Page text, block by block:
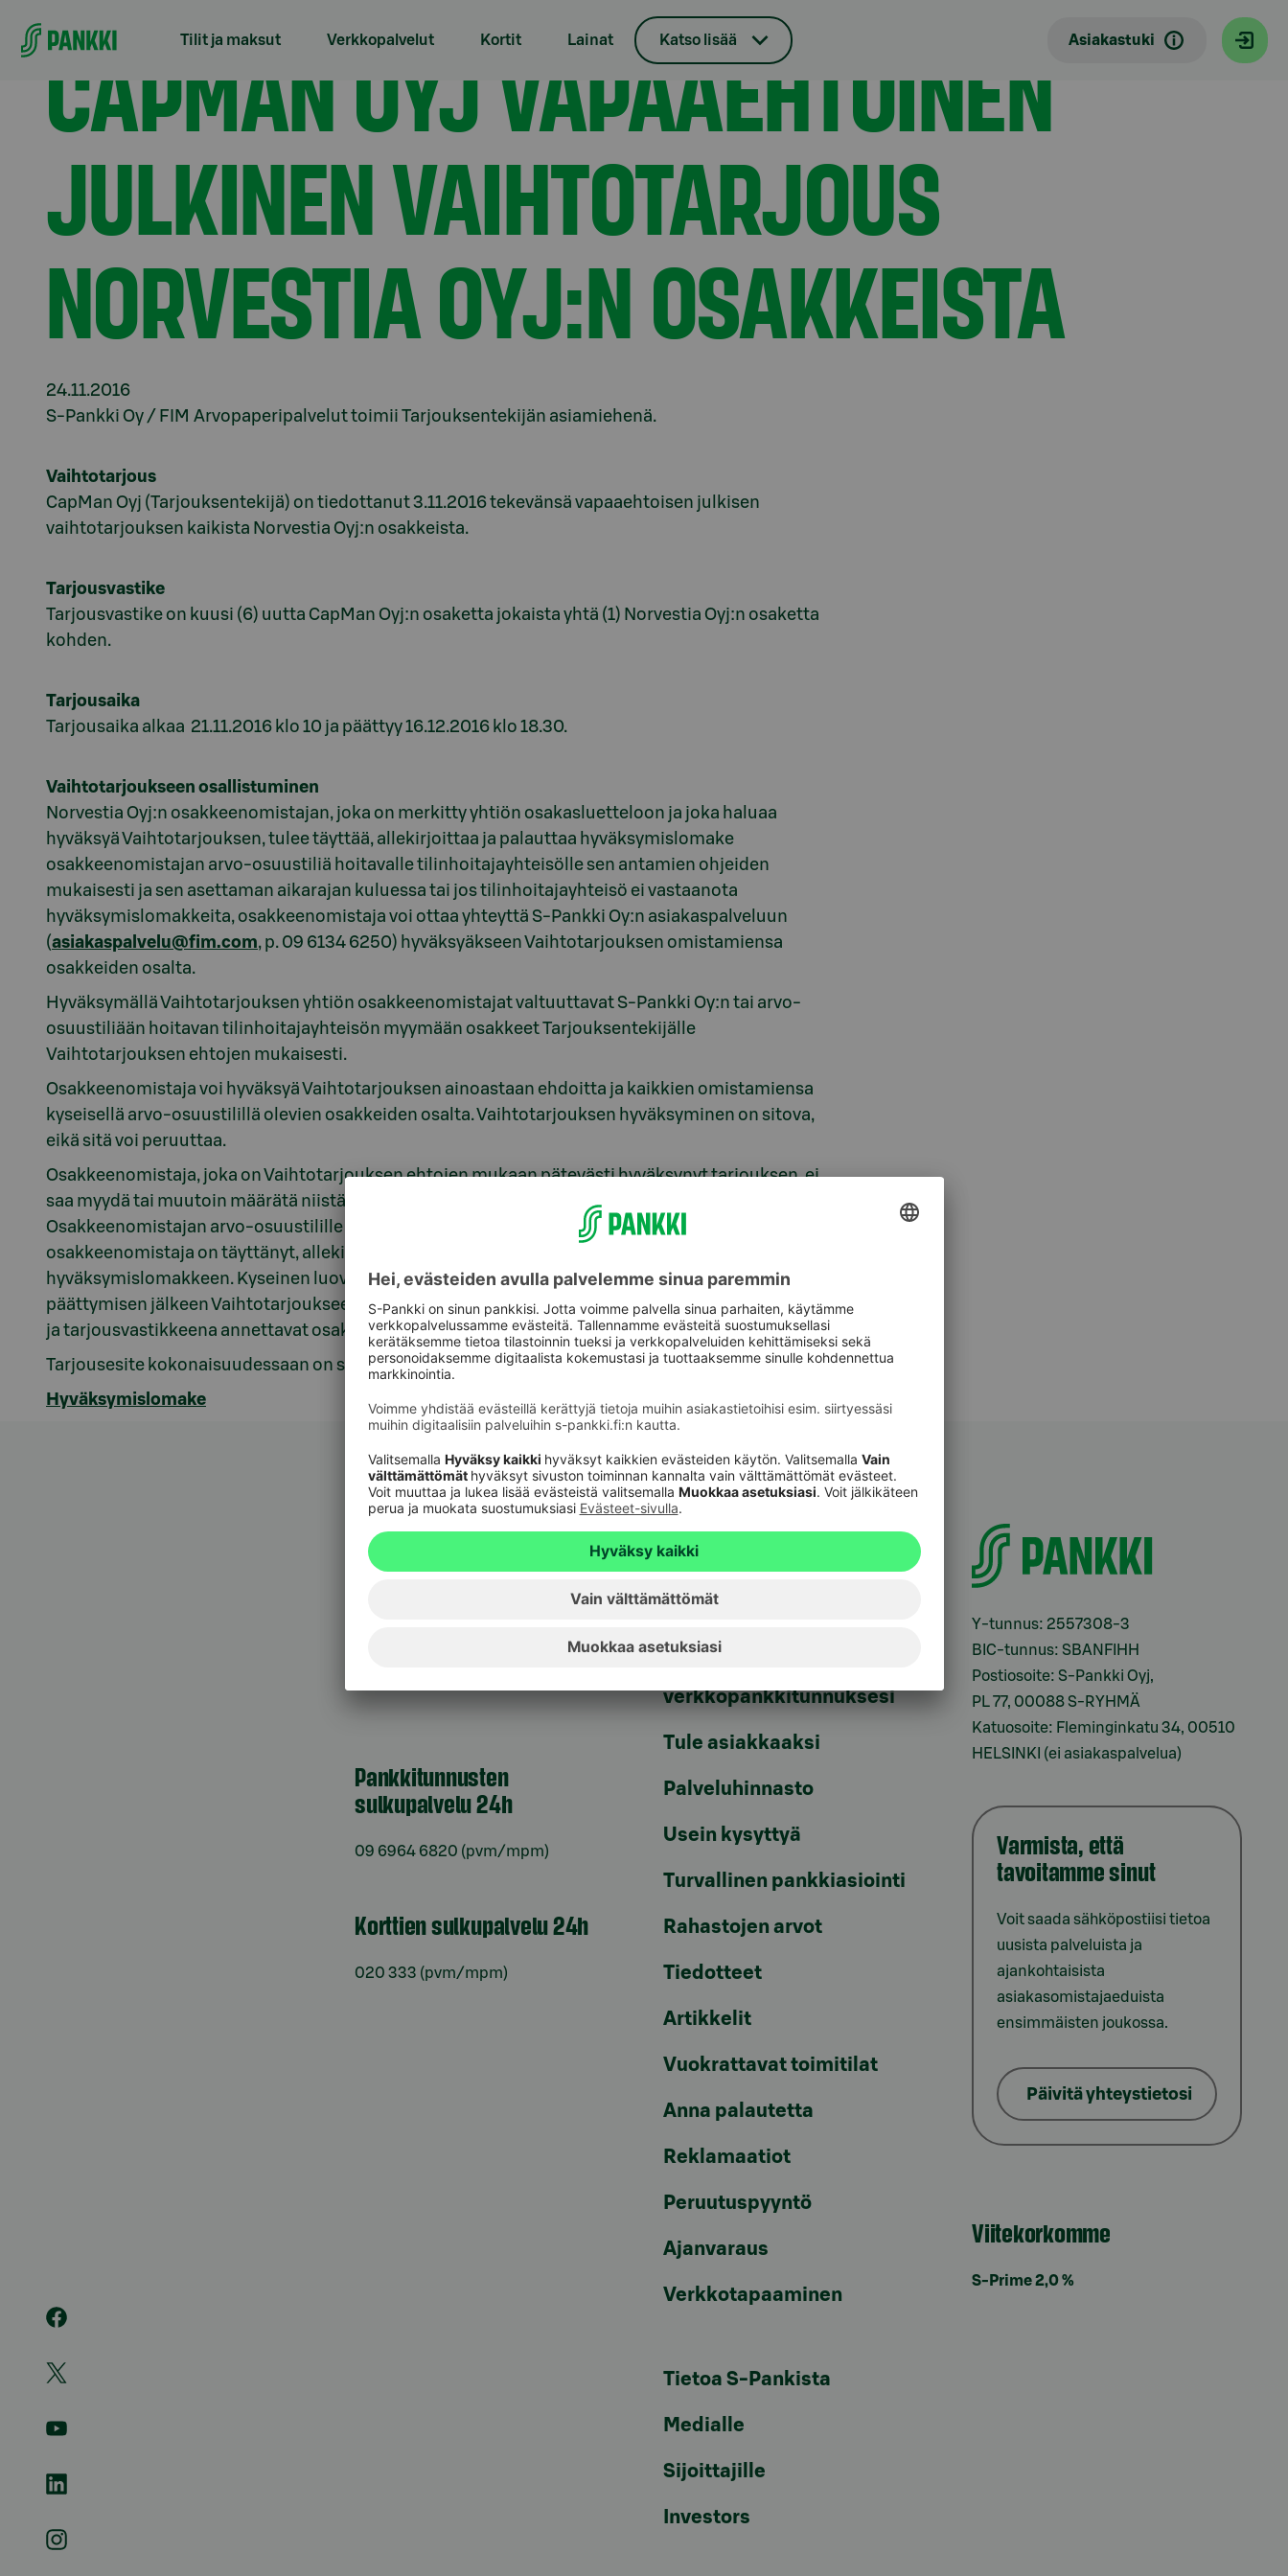
Tilit ja maksut Verkkopalvelut Kortit Lainat Katso lisää Asiakastuki
Capman Oyj vapaaehtoinen julkinen vaihtotarjous Norvestia Oyj:n osakkeista
CAPMAN OYJ VAPAAEHTOINEN
JULKINEN VAIHTOTARJOUS
NORVESTIA OYJ:N OSAKKEISTA
24.11.2016
S-Pankki Oy / FIM Arvopaperipalvelut toimii Tarjouksentekijän asiamiehenä.
Vaihtotarjous
CapMan Oyj (Tarjouksentekijä) on tiedottanut 3.11.2016 tekevänsä vapaaehtoisen julkisen
vaihtotarjouksen kaikista Norvestia Oyj:n osakkeista.
Tarjousvastike
Tarjousvastike on kuusi (6) uutta CapMan Oyj:n osaketta jokaista yhtä (1) Norvestia Oyj:n osaketta
kohden.
Tarjousaika
Tarjousaika alkaa 21.11.2016 klo 10 ja päättyy 16.12.2016 klo 18.30.
Vaihtotarjoukseen osallistuminen
Norvestia Oyj:n osakkeenomistajan, joka on merkitty yhtiön osakasluetteloon ja joka haluaa
hyväksyä Vaihtotarjouksen, tulee täyttää, allekirjoittaa ja palauttaa hyväksymislomake
osakkeenomistajan arvo-osuustiliä hoitavalle tilinhoitajayhteisölle sen antamien ohjeiden
mukaisesti ja sen asettaman aikarajan kuluessa tai jos tilinhoitajayhteisö ei vastaanota
hyväksymislomakkeita, osakkeenomistaja voi ottaa yhteyttä S-Pankki Oy:n asiakaspalveluun
(asiakaspalvelu@fim.com, p. 09 6134 6250) hyväksyäkseen Vaihtotarjouksen omistamiensa
osakkeiden osalta.
Hyväksymällä Vaihtotarjouksen yhtiön osakkeenomistajat valtuuttavat S-Pankki Oy:n tai arvo-
osuustiliään hoitavan tilinhoitajayhteisön myymään osakkeet Tarjouksentekijälle
Vaihtotarjouksen ehtojen mukaisesti.
Osakkeenomistaja voi hyväksyä Vaihtotarjouksen ainoastaan ehdoitta ja kaikkien omistamiensa
kyseisellä arvo-osuustilillä olevien osakkeiden osalta. Vaihtotarjouksen hyväksyminen on sitova,
eikä sitä voi peruuttaa.
Osakkeenomistaja, joka on Vaihtotarjouksen ehtojen mukaan pätevästi hyväksynyt tarjouksen, ei
saa myydä tai muutoin määrätä niistä osakkeista, joiden osalta Vaihtotarjous on hyväksytty.
Osakkeenomistajan arvo-osuustilille kirjataan osakkeita koskeva luovutusrajoitus sen jälkeen, kun
osakkeenomistaja on täyttänyt, allekirjoittanut ja palauttanut Vaihtotarjouksen
hyväksymislomakkeen. Kyseinen luovutusrajoitus poistetaan Vaihtotarjouksen hyväksymisajan
päättymisen jälkeen Vaihtotarjoukseen liittyvien arvopaperikauppojen toteuttamisen yhteydessä
ja tarjousvastikkeena annettavat osakkeet kirjataan arvo-osuustileille arviolta27.12.2016.
Tarjousesite kokonaisuudessaan on saatavillayhtiön verkkosivuilla.
Hyväksymislomake
Asiakaspalvelu
Pankkitunnusten
sulkupalvelu 24h
09 6964 6820 (pvm/mpm)
Korttien sulkupalvelu 24h
020 333 (pvm/mpm)
Oikopolut
verkkopankkitunnuksesi
Tule asiakkaaksi
Palveluhinnasto
Usein kysyttyä
Turvallinen pankkiasiointi
Rahastojen arvot
Tiedotteet
Artikkelit
Vuokrattavat toimitilat
Anna palautetta
Reklamaatiot
Peruutuspyyntö
Ajanvaraus
Verkkotapaaminen
Tietoa S-Pankista
Medialle
Sijoittajille
Investors
Y-tunnus: 2557308-3
BIC-tunnus: SBANFIHH
Postiosoite: S-Pankki Oyj,
PL 77, 00088 S-RYHMÄ
Katuosoite: Fleminginkatu 34, 00510
HELSINKI (ei asiakaspalvelua)
Varmista, että
tavoitamme sinut
Voit saada sähköpostiisi tietoa
uusista palveluista ja
ajankohtaisista
asiakasomistajaeduista
ensimmäisten joukossa.
Päivitä yhteystietosi
Viitekorkomme
S-Prime 2,0 %